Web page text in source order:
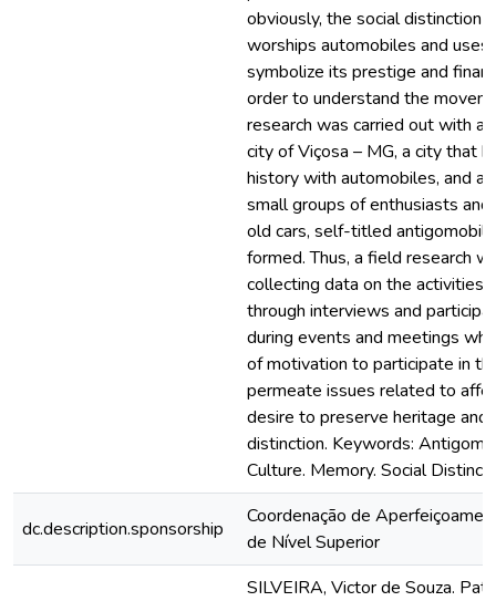
obviously, the social distinction
worships automobiles and
symbolize its prestige and
order to understand the
research was carried out with a
city of Viçosa – MG, a city that
history with automobiles, and a
small groups of enthusiasts
old cars, self-titled
formed. Thus, a field research
collecting data on the activities
through interviews and
during events and meetings
of motivation to participate in
permeate issues related to
desire to preserve heritage and
distinction. Keywords:
Culture. Memory. Social
dc.description.sponsorship
Coordenação de
de Nível Superior
SILVEIRA, Victor de Souza.